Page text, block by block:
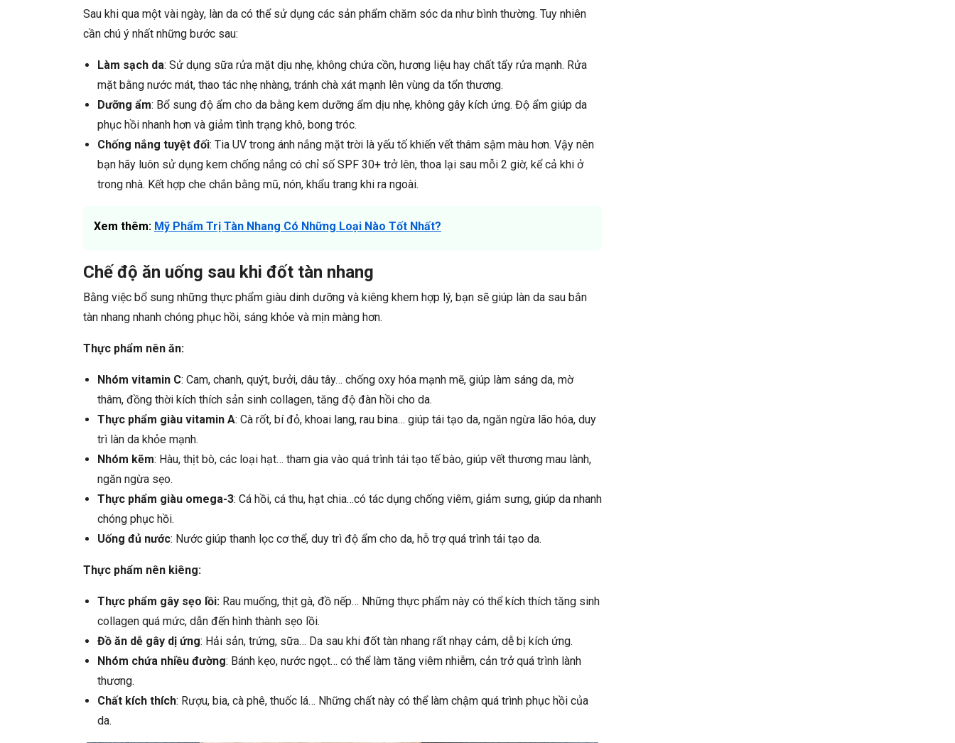
Sau khi qua một vài ngày, làn da có thể sử dụng các sản phẩm chăm sóc da như bình thường. Tuy nhiên
cần chú ý nhất những bước sau:
Làm sạch da: Sử dụng sữa rửa mặt dịu nhẹ, không chứa cồn, hương liệu hay chất tẩy rửa mạnh. Rửa
mặt bằng nước mát, thao tác nhẹ nhàng, tránh chà xát mạnh lên vùng da tổn thương.
Dưỡng ẩm: Bổ sung độ ẩm cho da bằng kem dưỡng ẩm dịu nhẹ, không gây kích ứng. Độ ẩm giúp da
phục hồi nhanh hơn và giảm tình trạng khô, bong tróc.
Chống nắng tuyệt đối: Tia UV trong ánh nắng mặt trời là yếu tố khiến vết thâm sậm màu hơn. Vậy nên
bạn hãy luôn sử dụng kem chống nắng có chỉ số SPF 30+ trở lên, thoa lại sau mỗi 2 giờ, kể cả khi ở
trong nhà. Kết hợp che chắn bằng mũ, nón, khẩu trang khi ra ngoài.
Xem thêm: Mỹ Phẩm Trị Tàn Nhang Có Những Loại Nào Tốt Nhất?
Chế độ ăn uống sau khi đốt tàn nhang
Bằng việc bổ sung những thực phẩm giàu dinh dưỡng và kiêng khem hợp lý, bạn sẽ giúp làn da sau bắn
tàn nhang nhanh chóng phục hồi, sáng khỏe và mịn màng hơn.
Thực phẩm nên ăn:
Nhóm vitamin C: Cam, chanh, quýt, bưởi, dâu tây… chống oxy hóa mạnh mẽ, giúp làm sáng da, mờ
thâm, đồng thời kích thích sản sinh collagen, tăng độ đàn hồi cho da.
Thực phẩm giàu vitamin A: Cà rốt, bí đỏ, khoai lang, rau bina… giúp tái tạo da, ngăn ngừa lão hóa, duy
trì làn da khỏe mạnh.
Nhóm kẽm: Hàu, thịt bò, các loại hạt… tham gia vào quá trình tái tạo tế bào, giúp vết thương mau lành,
ngăn ngừa sẹo.
Thực phẩm giàu omega-3: Cá hồi, cá thu, hạt chia…có tác dụng chống viêm, giảm sưng, giúp da nhanh
chóng phục hồi.
Uống đủ nước: Nước giúp thanh lọc cơ thể, duy trì độ ẩm cho da, hỗ trợ quá trình tái tạo da.
Thực phẩm nên kiêng:
Thực phẩm gây sẹo lồi: Rau muống, thịt gà, đồ nếp… Những thực phẩm này có thể kích thích tăng sinh
collagen quá mức, dẫn đến hình thành sẹo lồi.
Đồ ăn dễ gây dị ứng: Hải sản, trứng, sữa… Da sau khi đốt tàn nhang rất nhạy cảm, dễ bị kích ứng.
Nhóm chứa nhiều đường: Bánh kẹo, nước ngọt… có thể làm tăng viêm nhiễm, cản trở quá trình lành
thương.
Chất kích thích: Rượu, bia, cà phê, thuốc lá… Những chất này có thể làm chậm quá trình phục hồi của
da.